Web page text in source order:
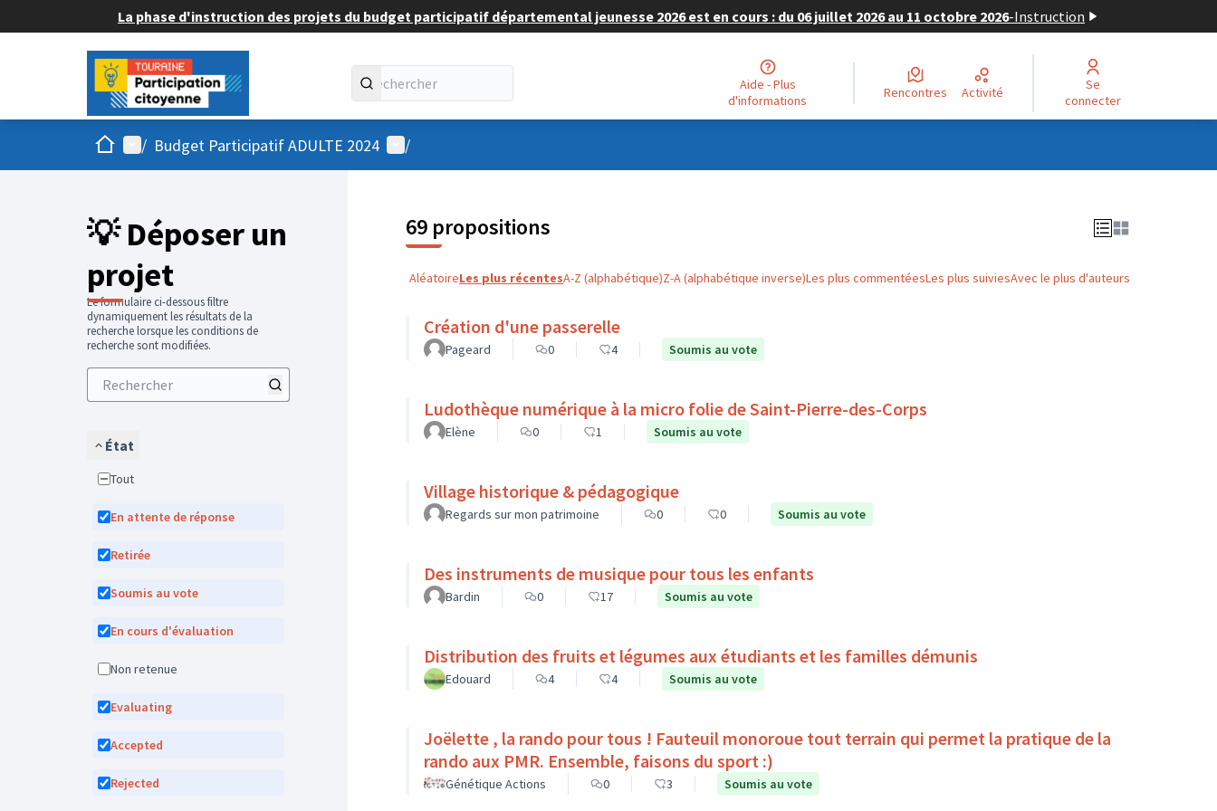
La phase d'instruction des projets du budget participatif départemental jeunesse 2026 est en cours : du 06 juillet 2026 au 11 octobre 2026-Instruction
Aide - Plus
d'informations
Rencontres Activité
Se
connecter
AccueilMenu principal
/ Budget Participatif ADULTE 2024 Menu utilisateur
/
💡 Déposer un
projet
Le formulaire ci-dessous filtre
dynamiquement les résultats de la
recherche lorsque les conditions de
recherche sont modifiées.
État
Tout
En attente de réponse
Retirée
Soumis au vote
En cours d'évaluation
Non retenue
Evaluating
Accepted
Rejected
69 propositions
AléatoireLes plus récentesA-Z (alphabétique)Z-A (alphabétique inverse)Les plus commentéesLes plus suiviesAvec le plus d'auteurs
Création d'une passerelle
Pageard 0 4 Soumis au vote
Ludothèque numérique à la micro folie de Saint-Pierre-des-Corps
Elène 0 1 Soumis au vote
Village historique & pédagogique
Regards sur mon patrimoine 0 0 Soumis au vote
Des instruments de musique pour tous les enfants
Bardin 0 17 Soumis au vote
Distribution des fruits et légumes aux étudiants et les familles démunis
Edouard 4 4 Soumis au vote
Joëlette , la rando pour tous ! Fauteuil monoroue tout terrain qui permet la pratique de la
rando aux PMR. Ensemble, faisons du sport :)
Génétique Actions 0 3 Soumis au vote